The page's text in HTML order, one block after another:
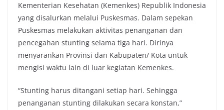
Kementerian Kesehatan (Kemenkes) Republik Indonesia
yang disalurkan melalui Puskesmas. Dalam sepekan
Puskesmas melakukan aktivitas penanganan dan
pencegahan stunting selama tiga hari. Dirinya
menyarankan Provinsi dan Kabupaten/ Kota untuk
mengisi waktu lain di luar kegiatan Kemenkes.
“Stunting harus ditangani setiap hari. Sehingga
penanganan stunting dilakukan secara konstan,”